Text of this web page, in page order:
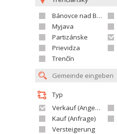
Bánovce nad Bebravou
Myjava
Partizánske
Prievidza
Trenčín
Typ
Verkauf (Angebot)
Kauf (Anfrage)
Versteigerung